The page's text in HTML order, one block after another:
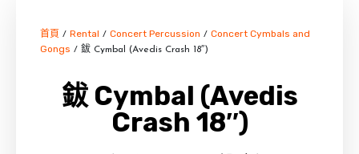
首頁 / Rental / Concert Percussion / Concert Cymbals and
Gongs / 鈸 Cymbal (Avedis Crash 18″)
鈸 Cymbal (Avedis
Crash 18″)